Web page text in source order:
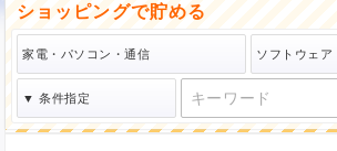
ショッピングで貯める